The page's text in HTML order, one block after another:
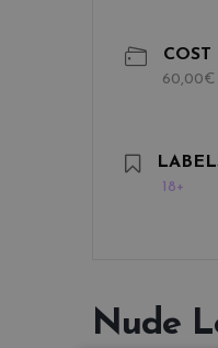
COST
60,00€
18+
Nude